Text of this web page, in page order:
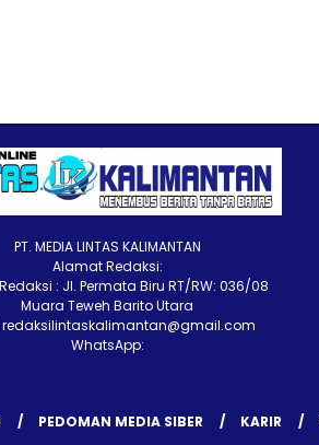
PT. MEDIA LINTAS KALIMANTAN
Alamat Redaksi:
: Jl. Permata Biru RT/RW: 036/08
Muara Teweh Barito Utara
redaksilintaskalimantan@gmail.com
WhatsApp:
PEDOMAN MEDIA SIBER KARIR